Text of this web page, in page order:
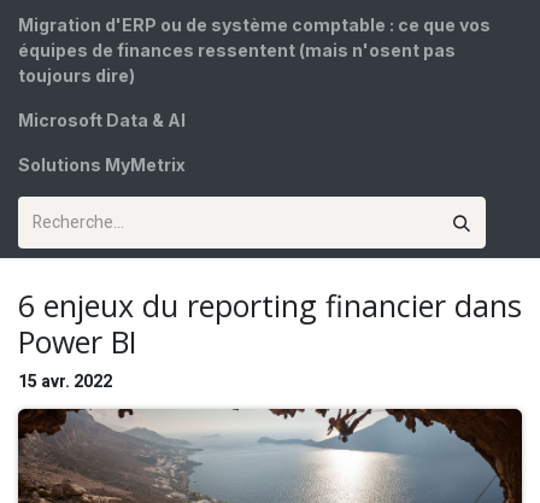
Migration d'ERP ou de système comptable : ce que vos
équipes de finances ressentent (mais n'osent pas
toujours dire)
Microsoft Data & AI
Solutions MyMetrix
6 enjeux du reporting financier dans
Power BI
15 avr. 2022